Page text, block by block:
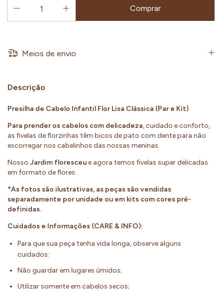
Meios de envio
Descrição
Presilha de Cabelo Infantil Flor Lisa Clássica (Par e Kit)
Para prender os cabelos com delicadeza, cuidado e conforto,
as fivelas de florzinhas têm bicos de pato com dente para não
escorregar nos cabelinhos das nossas meninas.
Nosso Jardim floresceue agora temos fivelas super delicadas
em formato de flores.
*As fotos são ilustrativas, as peças são vendidas
separadamente por unidade ou em kits com cores pré-
definidas.
Cuidados e Informações (CARE & INFO):
Para que sua peça tenha vida longa, observe alguns
cuidados:
Não guardar em lugares úmidos;
Utilizar somente em cabelos secos;